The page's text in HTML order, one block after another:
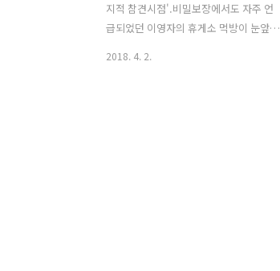
지적 참견시점'.비밀보장에서도 자주 언
급되었던 이영자의 휴게소 먹방이 눈앞에
2018. 4. 2.